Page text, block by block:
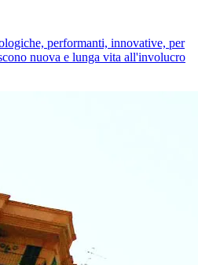
performanti, innovative, per
nuova e lunga vita all'involucro